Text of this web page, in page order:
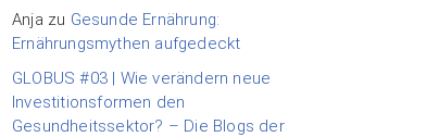
Anja zu Gesunde Ernährung:
Ernährungsmythen aufgedeckt
GLOBUS #03 | Wie verändern neue
Investitionsformen den
Gesundheitssektor? – Die Blogs der